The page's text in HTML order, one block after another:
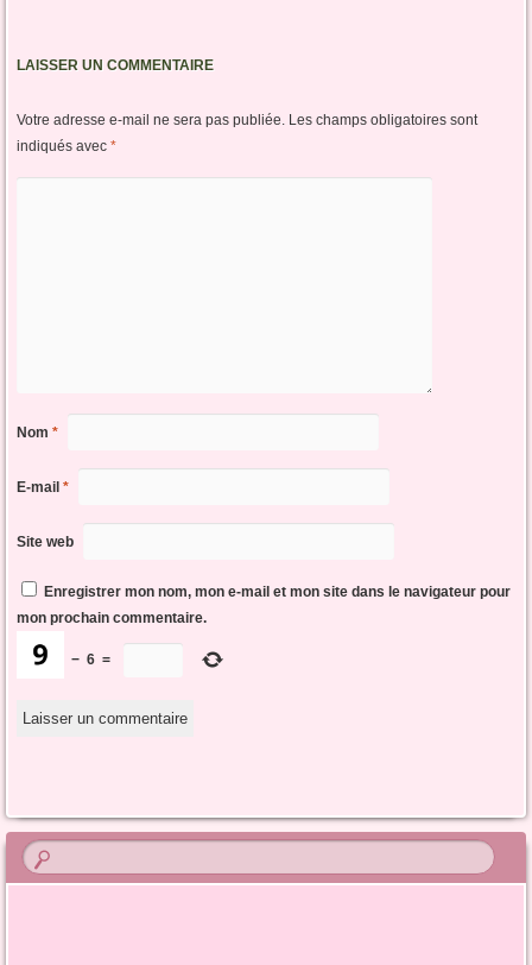
LAISSER UN COMMENTAIRE
Votre adresse e-mail ne sera pas publiée. Les champs obligatoires sont
indiqués avec *
Nom *
E-mail *
Site web
Enregistrer mon nom, mon e-mail et mon site dans le navigateur pour
mon prochain commentaire.
− 6 =